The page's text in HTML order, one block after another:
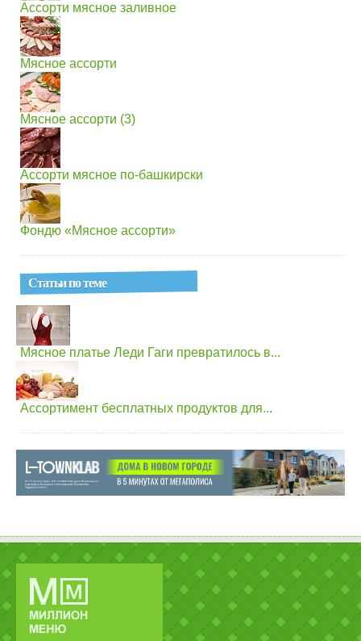
Ассорти мясное заливное
Мясное ассорти
Мясное ассорти (3)
Ассорти мясное по-башкирски
Фондю «Мясное ассорти»
Статьи по теме
Мясное платье Леди Гаги превратилось в...
Ассортимент бесплатных продуктов для...